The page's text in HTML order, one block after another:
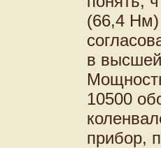
(66,4 Нм)
в
10500
прибор,